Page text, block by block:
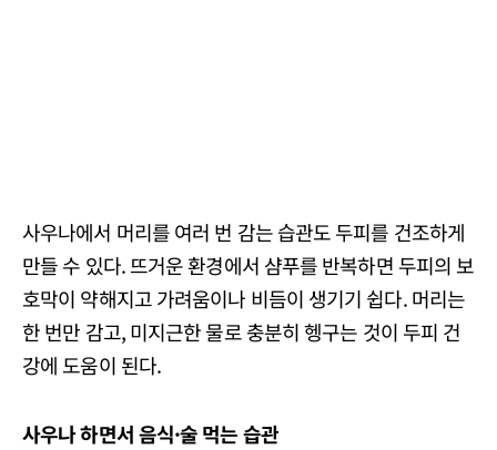
사우나에서 머리를 여러 번 감는 습관도 두피를 건조하게
만들 수 있다. 뜨거운 환경에서 샴푸를 반복하면 두피의 보
호막이 약해지고 가려움이나 비듬이 생기기 쉽다. 머리는
한 번만 감고, 미지근한 물로 충분히 헹구는 것이 두피 건
강에 도움이 된다.
사우나 하면서 음식·술 먹는 습관